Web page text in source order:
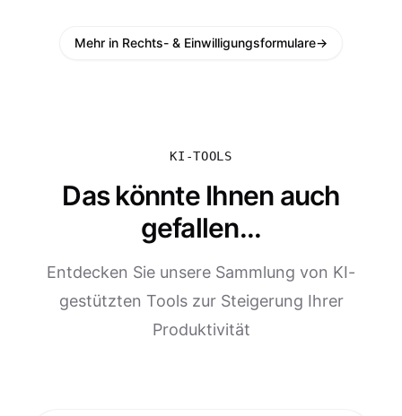
Mehr in Rechts- & Einwilligungsformulare→
KI-TOOLS
Das könnte Ihnen auch
gefallen...
Entdecken Sie unsere Sammlung von KI-
gestützten Tools zur Steigerung Ihrer
Produktivität